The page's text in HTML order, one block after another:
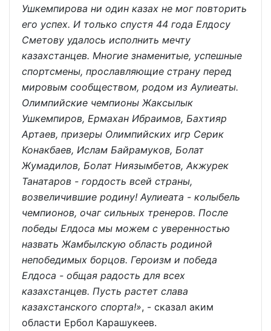
Ушкемпирова ни один казах не мог повторить
его успех. И только спустя 44 года Елдосу
Сметову удалось исполнить мечту
казахстанцев. Многие знаменитые, успешные
спортсмены, прославляющие страну перед
мировым сообществом, родом из Аулиеаты.
Олимпийские чемпионы Жаксылык
Ушкемпиров, Ермахан Ибраимов, Бахтияр
Артаев, призеры Олимпийских игр Серик
Конакбаев, Ислам Байрамуков, Болат
Жумадилов, Болат Ниязымбетов, Акжурек
Танатаров - гордость всей страны,
возвеличившие родину! Аулиеата - колыбель
чемпионов, очаг сильных тренеров. После
победы Елдоса мы можем с уверенностью
назвать Жамбылскую область родиной
непобедимых борцов. Героизм и победа
Елдоса - общая радость для всех
казахстанцев. Пусть растет слава
казахстанского спорта!», - сказал аким
области Ербол Карашукеев.